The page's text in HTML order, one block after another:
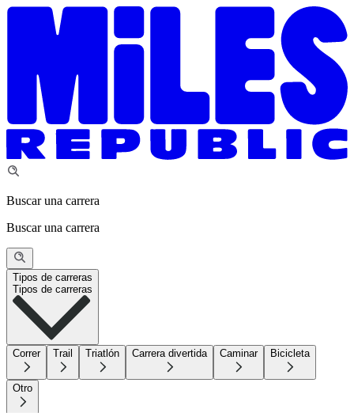
Buscar una carrera
Buscar una carrera
Tipos de carreras
Tipos de carreras
Correr Trail Triatlón Carrera divertida Caminar Bicicleta
Otro